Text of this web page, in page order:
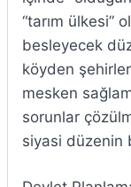
“tarım ülkesi”
besleyecek
köyden
mesken
sorunlar
siyasi düzenin